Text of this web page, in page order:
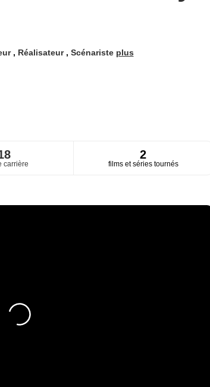
, Réalisateur , Scénariste plus
carrière
2
films et séries tournés